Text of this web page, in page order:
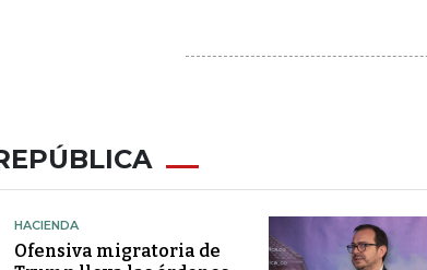
HACIENDA
Ofensiva migratoria de